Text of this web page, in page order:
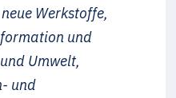
Werkstoffe,
und
Umwelt,
und